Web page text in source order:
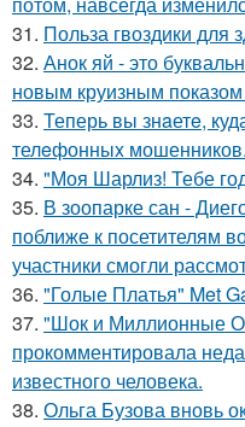
31. Польза гвоздики для
32. Анок яй - это
новым круизным
33. Теперь вы знaетe,
телeфонныx мошенников.
34. "Моя Шарлиз! Тебе
35. В зоопарке сан -
поближе к посетителям
участники смогли
36. "Голые Платья" Met
37. "Шок и Миллионные
прокомментировала
известного человека.
38. Ольга Бузова вновь